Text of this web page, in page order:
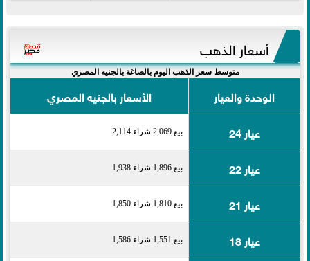
أسعار الذهب
متوسط سعر الذهب اليوم بالصاغة بالجنيه المصري
الوحدة والعيار
الأسعار بالجنيه المصري
عيار 24
بيع 2,069 شراء 2,114
عيار 22 بيع 1,896 شراء 1,938
عيار 21 بيع 1,810 شراء 1,850
عيار 18 بيع 1,551 شراء 1,586